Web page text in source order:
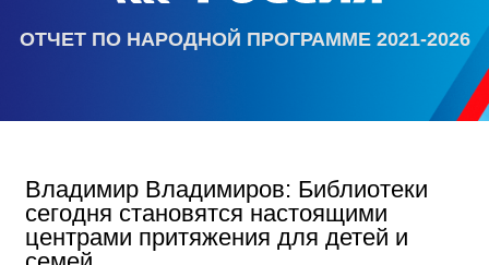
ОТЧЕТ ПО НАРОДНОЙ ПРОГРАММЕ 2021-2026
Владимир Владимиров: Библиотеки
сегодня становятся настоящими
центрами притяжения для детей и